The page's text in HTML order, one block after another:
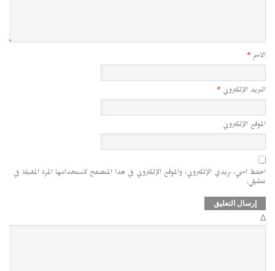
الاسم *
البريد الإلكتروني *
الموقع الإلكتروني
احفظ اسمي، بريدي الإلكتروني، والموقع الإلكتروني في هذا المتصفح لاستخدامها المرة المقبلة في
تعليقي.
Δ